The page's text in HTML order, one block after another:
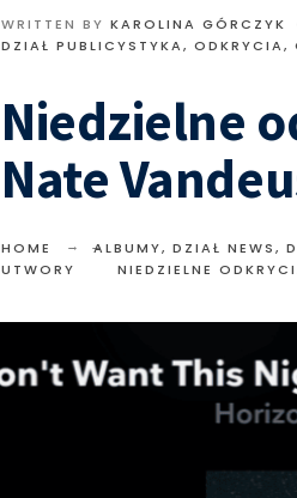
WRITTEN BY KAROLINA GÓRCZYK
DZIAŁ PUBLICYSTYKA, ODKRYCIA,
Niedzielne
Nate
HOME ALBUMY, DZIAŁ NEWS,
UTWORY
NIEDZIELNE